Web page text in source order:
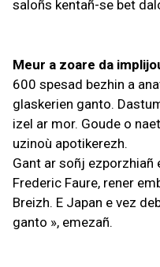
saloñs kentañ-se bet
Meur a zoare da
600 spesad bezhin a
glaskerien ganto.
izel ar mor. Goude o
uzinoù apotikerezh.
Gant ar soñj ezporzhiañ
Frederic Faure, rener
Breizh. E Japan e vez
ganto », emezañ.